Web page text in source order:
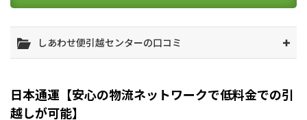
しあわせ便引越センターの口コミ
日本通運【安心の物流ネットワークで低料金での引
越しが可能】